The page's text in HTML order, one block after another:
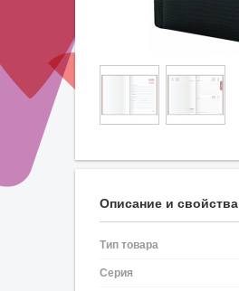
Описание и свойства
Тип товара
Серия